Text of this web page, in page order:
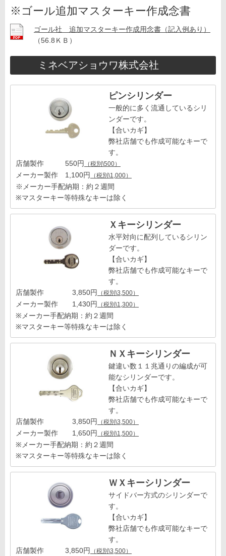
※ゴール追加マスターキー作成念書
ゴール社 追加マスターキー作成用念書（記入例あり）
（56.8ＫＢ）
ミネベアショウワ株式会社
ピンシリンダー
一般的に多く流通しているシリ
ンダーです。
【合いカギ】
弊社店舗でも作成可能なキーで
す。
店舗製作 550円
（税別\500）
メーカー製作 1,100円 （税別\1,000）
※メーカー手配納期：約２週間
※マスターキー等特殊なキーは除く
Ｘキーシリンダー
水平対向に配列しているシリン
ダーです。
【合いカギ】
弊社店舗でも作成可能なキーで
す。
店舗製作 3,850円
（税別\3,500）
メーカー製作 1,430円 （税別\1,300）
※メーカー手配納期：約２週間
※マスターキー等特殊なキーは除く
ＮＸキーシリンダー
鍵違い数１１兆通りの編成が可
能なシリンダーです。
【合いカギ】
弊社店舗でも作成可能なキーで
す。
店舗製作 3,850円
（税別\3,500）
メーカー製作 1,650円 （税別\1,500）
※メーカー手配納期：約２週間
※マスターキー等特殊なキーは除く
ＷＸキーシリンダー
サイドバー方式のシリンダーで
す。
【合いカギ】
弊社店舗でも作成可能なキーで
す。
店舗製作 3,850円
（税別\3,500）